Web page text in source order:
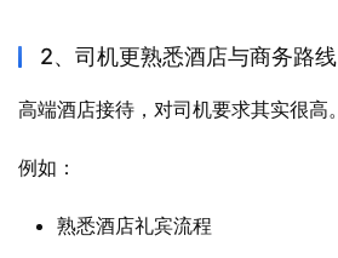
2、司机更熟悉酒店与商务路线
高端酒店接待，对司机要求其实很高。
例如：
熟悉酒店礼宾流程